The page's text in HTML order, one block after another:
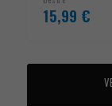
15,99 €